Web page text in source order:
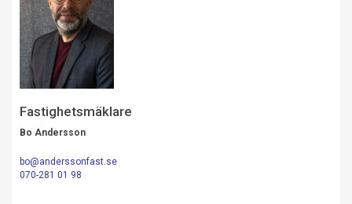
Fastighetsmäklare
Bo Andersson
bo@anderssonfast.se
070-281 01 98